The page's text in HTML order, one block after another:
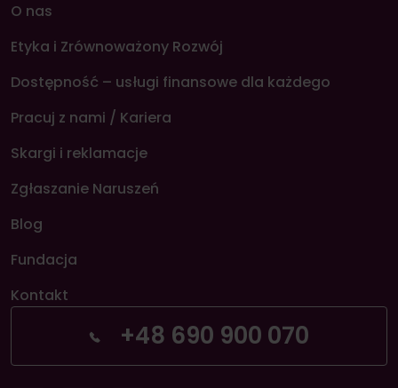
O nas
Etyka i Zrównoważony Rozwój
Dostępność – usługi finansowe dla każdego
Pracuj z nami / Kariera
Skargi i reklamacje
Zgłaszanie Naruszeń
Blog
Fundacja
Kontakt
+48 690 900 070